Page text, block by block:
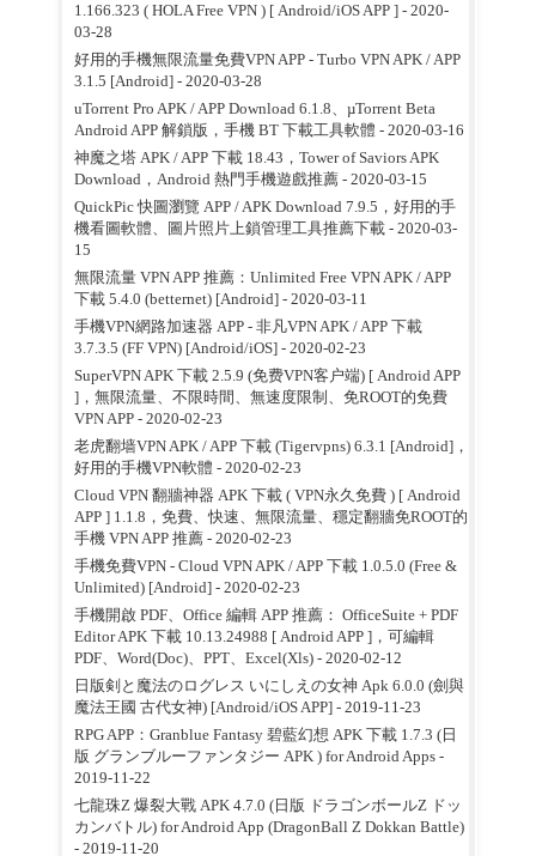
1.166.323 ( HOLA Free VPN ) [ Android/iOS APP ]- 2020-
03-28
好用的手機無限流量免費VPN APP - Turbo VPN APK / APP
3.1.5 [Android]- 2020-03-28
uTorrent Pro APK / APP Download 6.1.8、µTorrent Beta
Android APP 解鎖版，手機 BT 下載工具軟體 - 2020-03-16
神魔之塔 APK / APP 下載 18.43，Tower of Saviors APK
Download，Android 熱門手機遊戲推薦- 2020-03-15
QuickPic 快圖瀏覽 APP / APK Download 7.9.5，好用的手
機看圖軟體、圖片照片上鎖管理工具推薦下載- 2020-03-
15
無限流量 VPN APP 推薦：Unlimited Free VPN APK / APP
下載 5.4.0 (betternet) [Android]- 2020-03-11
手機VPN網路加速器 APP - 非凡VPN APK / APP 下載
3.7.3.5 (FF VPN) [Android/iOS]- 2020-02-23
SuperVPN APK 下載 2.5.9 (免费VPN客户端) [ Android APP
]，無限流量、不限時間、無速度限制、免ROOT的免費
VPN APP- 2020-02-23
老虎翻墙VPN APK / APP 下載 (Tigervpns) 6.3.1 [Android]，
好用的手機VPN軟體 - 2020-02-23
Cloud VPN 翻牆神器 APK 下載 ( VPN永久免費 ) [ Android
APP ] 1.1.8，免費、快速、無限流量、穩定翻牆免ROOT的
手機 VPN APP 推薦- 2020-02-23
手機免費VPN - Cloud VPN APK / APP 下載 1.0.5.0 (Free &
Unlimited) [Android]- 2020-02-23
手機開啟 PDF、Office 編輯 APP 推薦： OfficeSuite + PDF
Editor APK 下載 10.13.24988 [ Android APP ]，可編輯
PDF、Word(Doc)、PPT、Excel(Xls)- 2020-02-12
日版剣と魔法のログレス いにしえの女神 Apk 6.0.0 (劍與
魔法王國 古代女神) [Android/iOS APP]- 2019-11-23
RPG APP：Granblue Fantasy 碧藍幻想 APK 下載 1.7.3 (日
版 グランブルーファンタジー APK ) for Android Apps -
2019-11-22
七龍珠Z 爆裂大戰 APK 4.7.0 (日版 ドラゴンボールZ ドッ
カンバトル) for Android App (DragonBall Z Dokkan Battle)
- 2019-11-20